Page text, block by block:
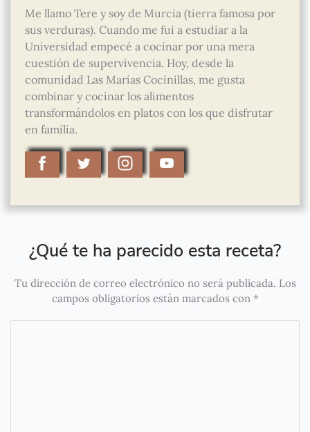
Me llamo Tere y soy de Murcia (tierra famosa por
sus verduras). Cuando me fui a estudiar a la
Universidad empecé a cocinar por una mera
cuestión de supervivencia. Hoy, desde la
comunidad Las Marías Cocinillas, me gusta
combinar y cocinar los alimentos
transformándolos en platos con los que disfrutar
en familia.
¿Qué te ha parecido esta receta?
Tu dirección de correo electrónico no será publicada. Los
campos obligatorios están marcados con *